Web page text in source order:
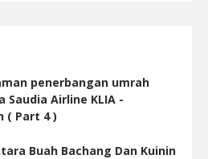
penerbangan umrah
Saudia Airline KLIA -
( Part 4 )
Buah Bachang Dan Kuinin